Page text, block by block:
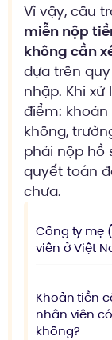
Vì vậy, câu
miễn nộp
không cần
dựa trên
nhập. Khi
điểm:
không,
phải nộp hồ
quyết toán
chưa.
Công ty mẹ
viên ở Việt
Khoản tiền
nhân viên
không?